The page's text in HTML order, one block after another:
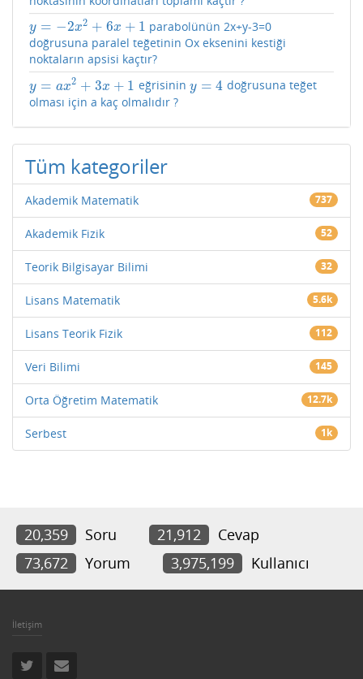
y = −2x2 + 6x + 1
y= −2 x2+6x+ 1
parabolünün 2x+y-3=0
doğrusuna paralel teğetinin Ox eksenini kestiği
noktaların apsisi kaçtır?
y = ax2 + 3x + 1
y= ax 2+3x +1 eğrisinin y = 4
y= 4
doğrusuna teğet
olması için a kaç olmalıdır ?
Tüm kategoriler
Akademik Matematik 737
Akademik Fizik 52
Teorik Bilgisayar Bilimi 32
Lisans Matematik 5.6k
Lisans Teorik Fizik 112
Veri Bilimi 145
Orta Öğretim Matematik 12.7k
Serbest 1k
20,359 Soru 21,912
Cevap
73,672
Yorum 3,975,199 Kullanıcı
İletişim